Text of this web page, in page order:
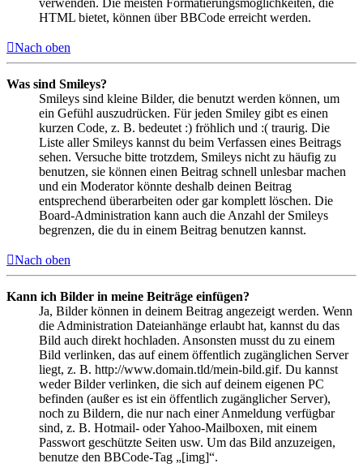
verwenden. Die meisten Formatierungsmöglichkeiten, die
HTML bietet, können über BBCode erreicht werden.
Nach oben
Was sind Smileys?
Smileys sind kleine Bilder, die benutzt werden können, um
ein Gefühl auszudrücken. Für jeden Smiley gibt es einen
kurzen Code, z. B. bedeutet :) fröhlich und :( traurig. Die
Liste aller Smileys kannst du beim Verfassen eines Beitrags
sehen. Versuche bitte trotzdem, Smileys nicht zu häufig zu
benutzen, sie können einen Beitrag schnell unlesbar machen
und ein Moderator könnte deshalb deinen Beitrag
entsprechend überarbeiten oder gar komplett löschen. Die
Board-Administration kann auch die Anzahl der Smileys
begrenzen, die du in einem Beitrag benutzen kannst.
Nach oben
Kann ich Bilder in meine Beiträge einfügen?
Ja, Bilder können in deinem Beitrag angezeigt werden. Wenn
die Administration Dateianhänge erlaubt hat, kannst du das
Bild auch direkt hochladen. Ansonsten musst du zu einem
Bild verlinken, das auf einem öffentlich zugänglichen Server
liegt, z. B. http://www.domain.tld/mein-bild.gif. Du kannst
weder Bilder verlinken, die sich auf deinem eigenen PC
befinden (außer es ist ein öffentlich zugänglicher Server),
noch zu Bildern, die nur nach einer Anmeldung verfügbar
sind, z. B. Hotmail- oder Yahoo-Mailboxen, mit einem
Passwort geschützte Seiten usw. Um das Bild anzuzeigen,
benutze den BBCode-Tag „[img]“.